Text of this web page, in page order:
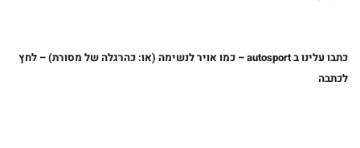
כתבו עלינו ב autosport – כמו אויר לנשימה (או: כהרגלה של מסורת) – לחץ
לכתבה